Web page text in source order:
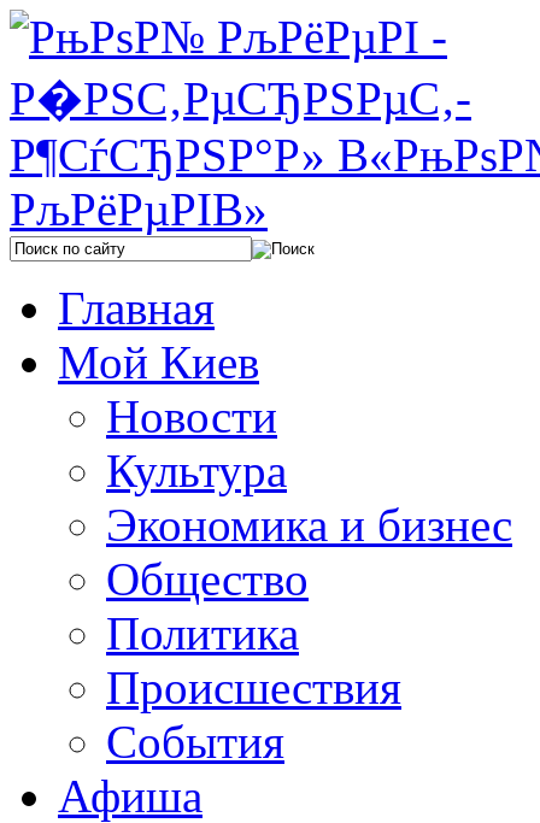
Главная
Мой Киев
Новости
Культура
Экономика и бизнес
Общество
Политика
Происшествия
События
Афиша